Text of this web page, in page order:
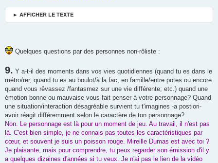
► AFFICHER LE TEXTE
Quelques questions par des personnes non-rôliste :
9. Y a-t-il des moments dans vos vies quotidiennes (quand tu es dans le
métro/rer, quand tu es au boulot/à la fac, en famille/entre potes ou encore
quand vous rêvassez /fantasmez sur une vie différente; etc.) quand une
émotion bonne ou mauvaise vous fait penser à votre personnage? Quand
une situation/interaction désagréable survient tu t'imagines -a postiori-
avoir réagit différemment selon le caractère de ton personnage?
Non. Le personnage est là pour un moment de jeu. Au travail, il n'est pas
là. C'est bien simple, je ne connais pas toutes les caractéristiques par
cœur, et souvent je suis un poisson rouge. Mireille Dumas est avec toi ?
Je plaisante, mais pour comprendre, tu peux regarder son émission d'il y
a quelques dizaines d'années si tu veux. Je n'ai pas le lien de la vidéo